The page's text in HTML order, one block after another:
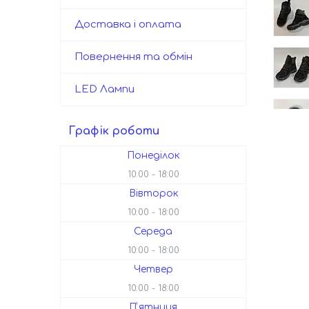
Доставка і оплата
Повернення та обмін
LED Лампи
Графік роботи
Понеділок
10:00 18:00
Вівторок
10:00 18:00
Середа
10:00 18:00
Четвер
10:00 18:00